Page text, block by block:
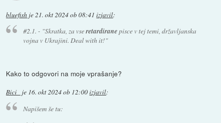
bluefish je21. okt 2024 ob 08:41 izjavil:
#2.1. - "Skratka, za vseretardiranepisce v tej temi, državljanska
vojna v Ukrajini. Deal with it!"
Kako to odgovori na moje vprašanje?
Bici_ je 16. okt 2024 ob 12:00izjavil:
Napišem še tu: